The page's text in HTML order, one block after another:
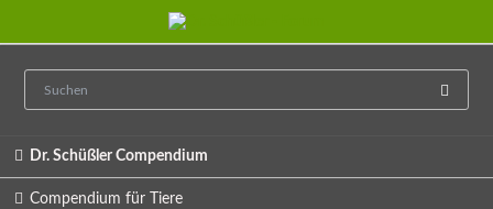
Dr. Schüßler Compendium
Compendium für Tiere